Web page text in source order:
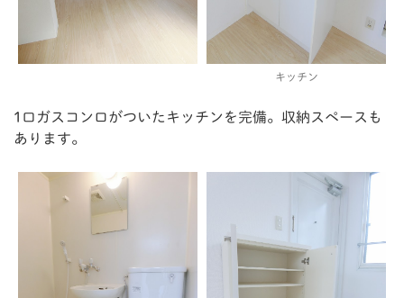
キッチン
1口ガスコンロがついたキッチンを完備。収納スペースも
あります。